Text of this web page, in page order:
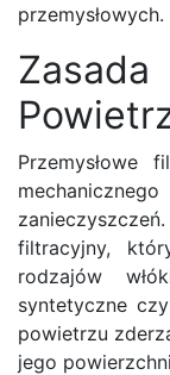
przemysłowych.
Przemysłowe
filtracyjny,
rodzajów
syntetyczne
powietrzu
jego